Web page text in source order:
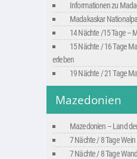
Informationen zu
Madakaskar
14 Nächte /15 Tage –
15 Nächte / 16 Tage
erleben
19 Nächte / 21 Tage
Mazedonien
Mazedonien – Land
7 Nächte / 8 Tage
7 Nächte / 8 Tage